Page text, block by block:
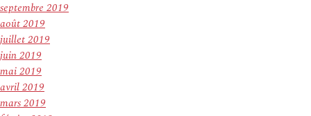
septembre 2019
août 2019
juillet 2019
juin 2019
mai 2019
avril 2019
mars 2019